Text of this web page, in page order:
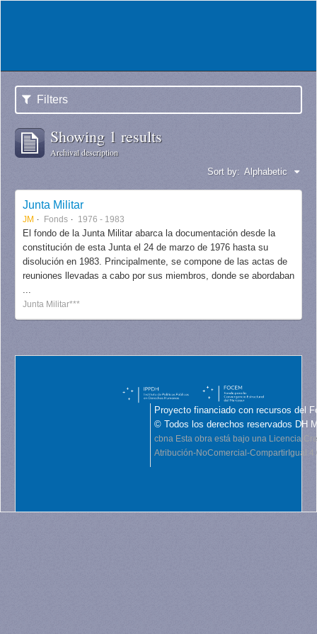
Filters
Showing 1 results
Archival description
Sort by: Alphabetic
Junta Militar
JM Fonds 1976 - 1983
El fondo de la Junta Militar abarca la documentación desde la
constitución de esta Junta el 24 de marzo de 1976 hasta su
disolución en 1983. Principalmente, se compone de las actas de
reuniones llevadas a cabo por sus miembros, donde se abordaban
...
Junta Militar***
Proyecto financiado con recursos del
© Todos los derechos reservados DH
cbna Esta obra está bajo una Licencia
Atribución-NoComercial-CompartirIgual